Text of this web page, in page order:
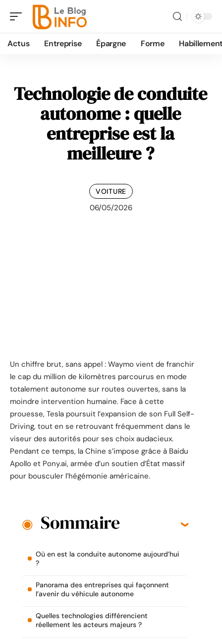
Actus Entreprise Épargne Forme
Technologie de conduite
autonome : quelle
entreprise est la
meilleure ?
VOITURE
06/05/2026
Un chiffre brut, sans appel : Waymo vient de franchir
le cap du million de kilomètres parcourus en mode
totalement autonome sur routes ouvertes, sans la
moindre intervention humaine. Face à cette
prouesse, Tesla poursuit l’expansion de son Full Self-
Driving, tout en se retrouvant fréquemment dans le
viseur des autorités pour ses choix audacieux.
Pendant ce temps, la Chine s’impose grâce à Baidu
Apollo et Pony.ai, armée d’un soutien d’État massif
pour bousculer l’hégémonie américaine.
Sommaire
Où en est la conduite autonome aujourd’hui
?
Panorama des entreprises qui façonnent
l’avenir du véhicule autonome
Quelles technologies différencient
réellement les acteurs majeurs ?